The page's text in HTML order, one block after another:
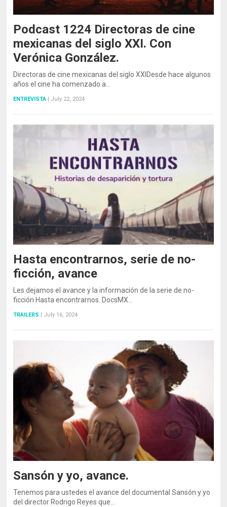
Podcast 1224 Directoras de cine
mexicanas del siglo XXI. Con
Verónica González.
Directoras de cine mexicanas del siglo XXIDesde hace algunos
años el cine ha comenzado a…
ENTREVISTA | July 22, 2024
Hasta encontrarnos, serie de no-
ficción, avance
Les dejamos el avance y la información de la serie de no-
ficción Hasta encontrarnos. DocsMX…
TRAILERS July 16, 2024
Sansón y yo, avance.
Tenemos para ustedes el avance del documental Sansón y yo
del director Rodrigo Reyes que…